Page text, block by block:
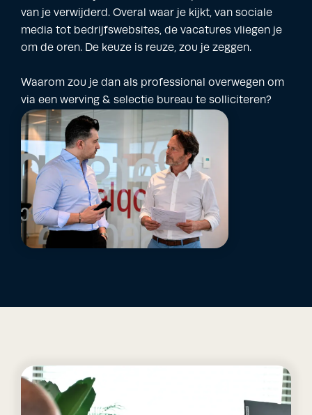
van je verwijderd. Overal waar je kijkt, van sociale
media tot bedrijfswebsites, de vacatures vliegen je
om de oren. De keuze is reuze, zou je zeggen.
Waarom zou je dan als professional overwegen om
via een werving & selectie bureau te solliciteren?